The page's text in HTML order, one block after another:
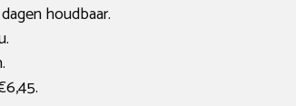
houdbaar.